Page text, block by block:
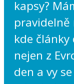
kapsy?
pravidelně
kde články
nejen z
den a vy